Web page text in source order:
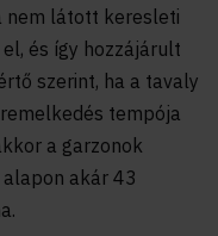
nem látott keresleti
és így hozzájárult
szerint, ha a tavaly
tempója
a garzonok
akár 43